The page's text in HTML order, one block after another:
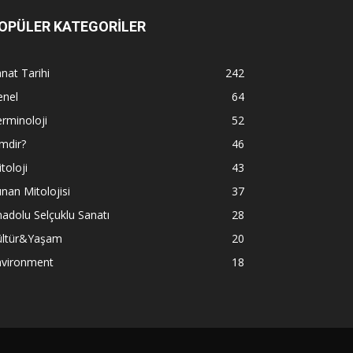
KATEGORİLER
Tarihi
242
64
52
46
43
Mitolojisi
37
Selçuklu Sanatı
28
20
18